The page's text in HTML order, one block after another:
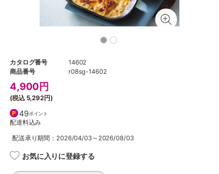
カタログ番号
14602
商品番号
r08sg-14602
4,900 円
(税込 5,292円)
49ポイント
配達料込み
配送承り期間：2026/04/03～2026/08/03
お気に入りに登録する